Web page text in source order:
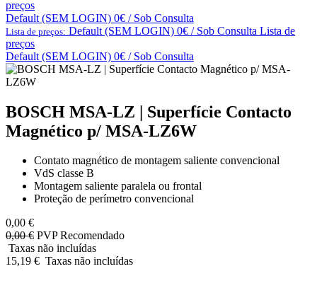
preços
Default (SEM LOGIN) 0€ / Sob Consulta
Lista de preços: Default (SEM LOGIN) 0€ / Sob Consulta Lista de
preços
Default (SEM LOGIN) 0€ / Sob Consulta
BOSCH MSA-LZ | Superfície Contacto
Magnético p/ MSA-LZ6W
Contato magnético de montagem saliente convencional
VdS classe B
Montagem saliente paralela ou frontal
Proteção de perímetro convencional
0,00 €
0,00€ PVP Recomendado
Taxas não incluídas
15,19 € Taxas não incluídas